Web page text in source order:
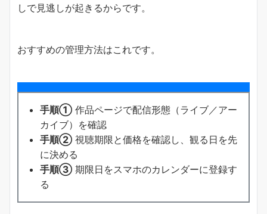
しで見逃しが起きるからです。
おすすめの管理方法はこれです。
手順① 作品ページで配信形態（ライブ／アー
カイブ）を確認
手順② 視聴期限と価格を確認し、観る日を先
に決める
手順③ 期限日をスマホのカレンダーに登録す
る